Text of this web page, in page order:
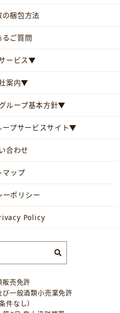
梱包方法
るご質問
ービス▼
案内▼
ループ基本方針▼
プサービスサイト▼
合わせ
マップ
ーポリシー
Policy
売免許
一般酒類小売業免許
件なし）